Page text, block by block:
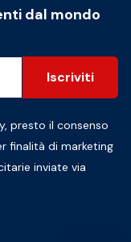
dal mondo
Iscriviti
, presto il consenso
finalità di marketing
inviate via